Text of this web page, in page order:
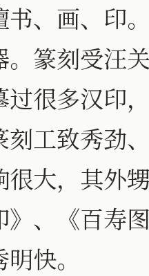
书、画、印
。篆刻受汪
很多汉印
刻工致秀劲
很大，其外
》、《百寿
快。